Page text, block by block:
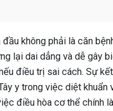
không phải là căn
lại dai dẳng và dễ gây
điều trị sai cách. Sự
y trong việc diệt khuẩn
điều hòa cơ thể chính là